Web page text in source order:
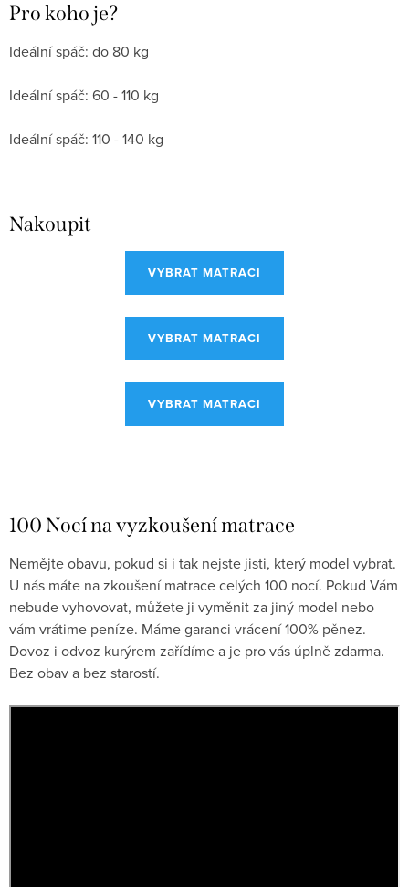
Pro koho je?
Ideální spáč: do 80 kg
Ideální spáč: 60 - 110 kg
Ideální spáč: 110 - 140 kg
Nakoupit
VYBRAT MATRACI
VYBRAT MATRACI
VYBRAT MATRACI
100 Nocí na vyzkoušení matrace
Nemějte obavu, pokud si i tak nejste jisti, který model vybrat.
U nás máte na zkoušení matrace celých 100 nocí. Pokud Vám
nebude vyhovovat, můžete ji vyměnit za jiný model nebo
vám vrátime peníze. Máme garanci vrácení 100% pěnez.
Dovoz i odvoz kurýrem zařídíme a je pro vás úplně zdarma.
Bez obav a bez starostí.